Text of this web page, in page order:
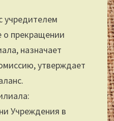
учредителем
о прекращении
назначает
утверждает
Учреждения в